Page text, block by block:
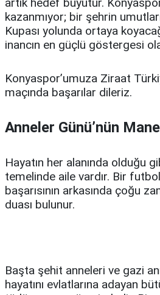
kazanmıyor; bir şehrin
Kupası yolunda ortaya
inancın en güçlü göstergesi
Konyaspor’umuza Ziraat
maçında başarılar dileriz.
Anneler Günü’nün
Hayatın her alanında olduğu
temelinde aile vardır. Bir
başarısının arkasında çoğu
duası bulunur.
Başta şehit anneleri ve gazi
hayatını evlatlarına adayan